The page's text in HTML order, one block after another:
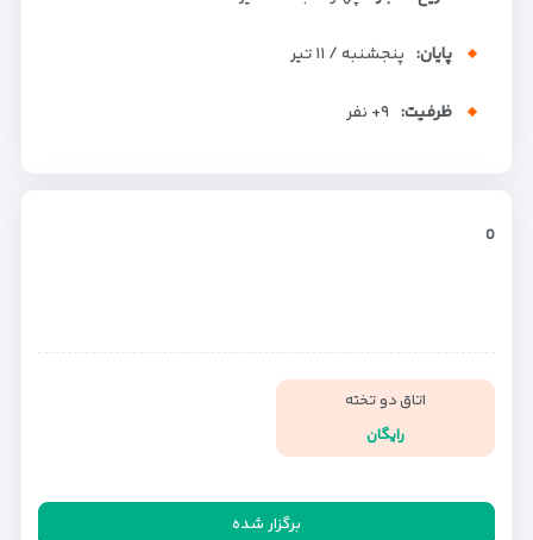
پایان: پنجشنبه / ۱۱ تیر
ظرفیت: +۹ نفر
0
اتاق دو تخته
رایگان
برگزار شده